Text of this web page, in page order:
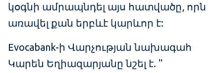
կօգնի ամրապնդել այս հատվածը, որն
առավել քան երբևէ կարևոր է:
Evocabank-ի Վարչության նախագահ
Կարեն Եղիազարյանը նշել է. "